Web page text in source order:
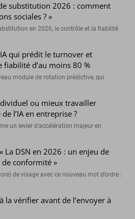
substitution 2026 : comment
sociales ? »
en 2026, le contrôle et la fiabilité
IA qui prédit le turnover et
fiabilité d’au moins 80 %
module de rotation prédictive, qui
ou mieux travailler
l’IA en entreprise ?
un levier d’accélération majeur en
La DSN en 2026 : un enjeu de
conformité »
de visage avec ce nouveau mot d’ordre :
la vérifier avant de l’envoyer à